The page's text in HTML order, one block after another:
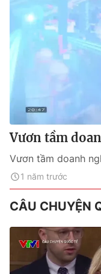
Vươn tầm
Vươn tầm doanh
1 năm trước
CÂU CHUYỆN